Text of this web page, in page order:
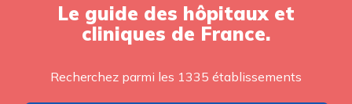
Le guide des hôpitaux et
cliniques de France.
Recherchez parmi les 1335 établissements